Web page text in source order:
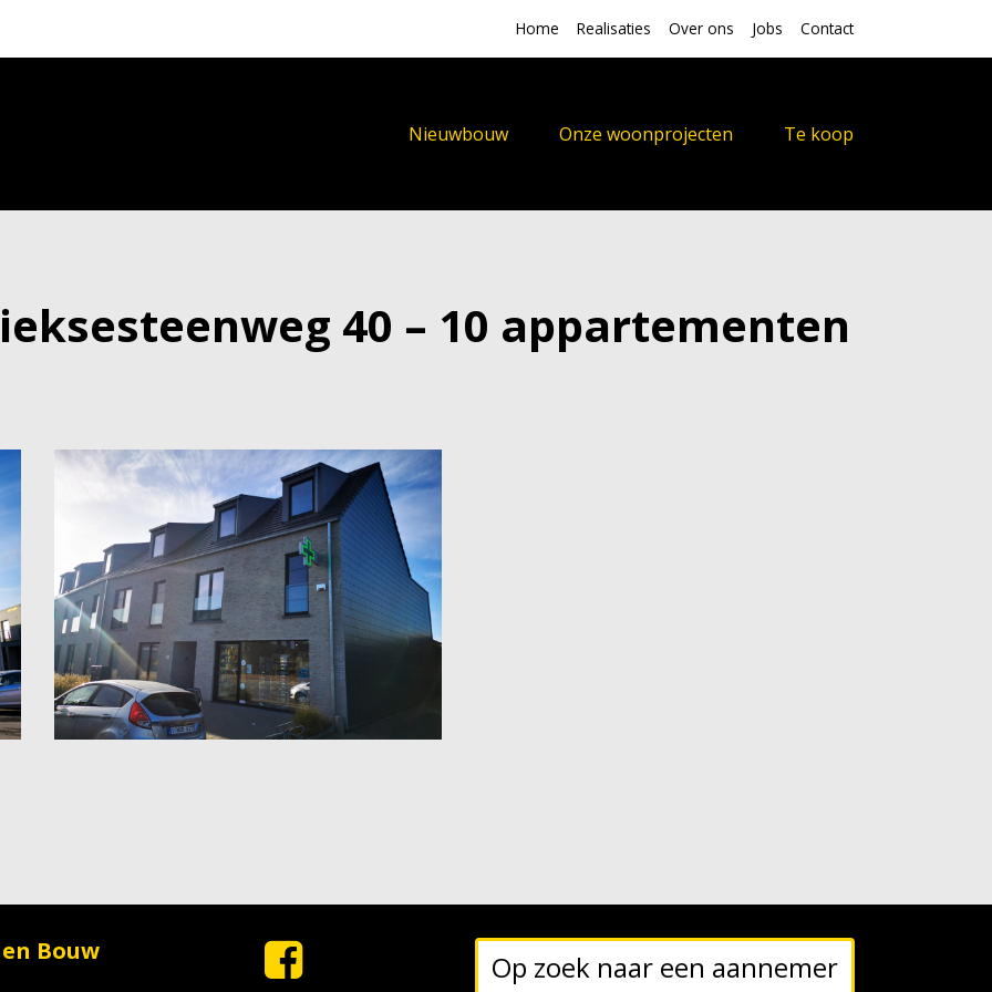
Home Realisaties Over ons Jobs Contact
Nieuwbouw Onze woonprojecten Te koop
40 – 10 appartementen
Bouw Op zoek naar een aannemer